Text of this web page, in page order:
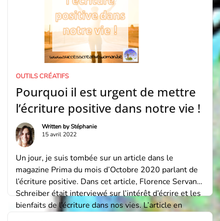
OUTILS CRÉATIFS
Pourquoi il est urgent de mettre
l’écriture positive dans notre vie !
Written byStéphanie
15 avril 2022
Un jour, je suis tombée sur un article dans le
magazine Prima du mois d’Octobre 2020 parlant de
l’écriture positive. Dans cet article, Florence Servan-
Schreiber était interviewé sur l’intérêt d’écrire et les
bienfaits de l’écriture dans nos vies. L’article en